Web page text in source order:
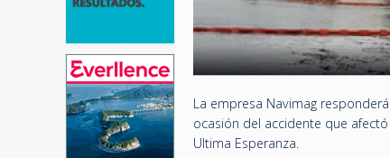
La empresa Navimag
ocasión del accidente que
Ultima Esperanza.